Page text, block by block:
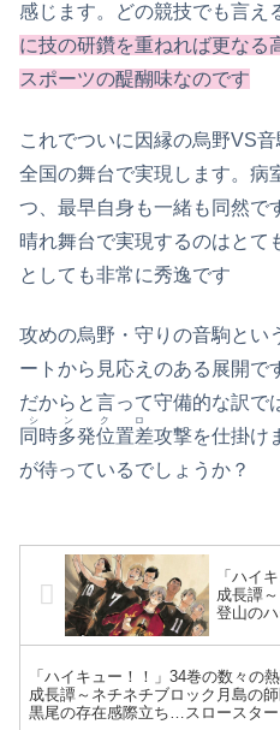
感じます。どの競技でも言え
に技の研鑽を重ねれば更なる
スポーツの醍醐味なのです
これでついに因縁の烏野VS音
全国の舞台で実現します。病
つ、最早自身も一緒も同然で
晴れ舞台で実現するのはとて
としても非常に秀逸です
攻めの烏野・守りの音駒とい
ートから見応えのある展開で
だからと言って守備的な訳で
同時多発位置差
シンクロ
攻撃を仕掛け
が待っているでしょうか？
「ハイ
成長譚
登山の
裂！日
「ハイキュー！！」34巻の数々の
成長譚～ネチネチブロック月島の師
黒尾の存在感際立ち…スロースター